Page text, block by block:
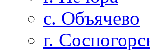
с. Объячево
г.